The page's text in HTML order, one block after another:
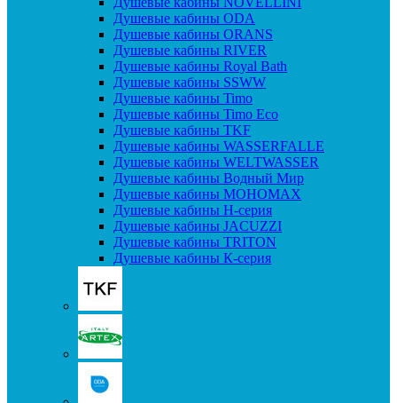
Душевые кабины ODA
Душевые кабины ORANS
Душевые кабины RIVER
Душевые кабины Royal Bath
Душевые кабины SSWW
Душевые кабины Timo
Душевые кабины Timo Eco
Душевые кабины TKF
Душевые кабины WASSERFALLE
Душевые кабины WELTWASSER
Душевые кабины Водный Мир
Душевые кабины МОНОМАХ
Душевые кабины H-серия
Душевые кабины JACUZZI
Душевые кабины TRITON
Душевые кабины К-серия